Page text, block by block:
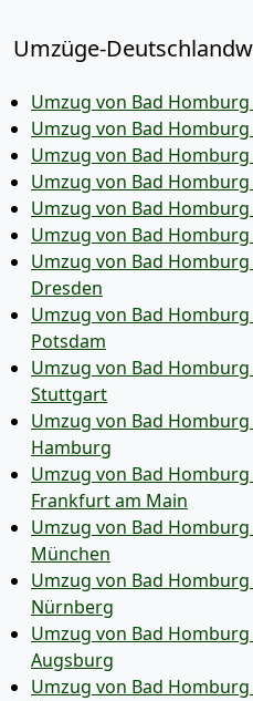
Umzüge-
Umzug von Bad
Umzug von Bad
Umzug von Bad
Umzug von Bad
Umzug von Bad
Umzug von Bad
Umzug von Bad
Dresden
Umzug von Bad
Potsdam
Umzug von Bad
Stuttgart
Umzug von Bad
Hamburg
Umzug von Bad
Frankfurt am Main
Umzug von Bad
München
Umzug von Bad
Nürnberg
Umzug von Bad
Augsburg
Umzug von Bad